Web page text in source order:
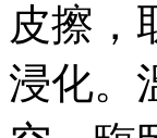
皮擦，
浸化。